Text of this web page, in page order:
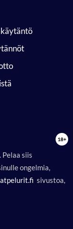
siis
ongelmia,
sivustoa,